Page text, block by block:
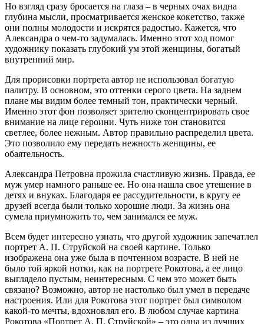
Но взгляд сразу бросается на глаза – в черных очах видна
глубина мысли, просматривается женское кокетство, также
они полны молодости и искрятся радостью. Кажется, что
Александра о чем-то задумалась. Именно этот ход помог
художнику показать глубокий ум этой женщины, богатый
внутренний мир.
Для прорисовки портрета автор не использовал богатую
палитру. В основном, это оттенки серого цвета. На заднем
плане мы видим более темный тон, практически черный.
Именно этот фон позволяет зрителю сконцентрировать свое
внимание на лице героини. Чуть ниже тон становится
светлее, более нежным. Автор правильно распределил цвета.
Это позволило ему передать нежность женщины, ее
обаятельность.
Александра Петровна прожила счастливую жизнь. Правда, ее
муж умер намного раньше ее. Но она нашла свое утешение в
детях и внуках. Благодаря ее рассудительности, в кругу ее
друзей всегда были только хорошие люди. За жизнь она
сумела приумножить то, чем занимался ее муж.
Всем будет интересно узнать, что другой художник запечатлел
портрет А. П. Струйской на своей картине. Только
изображена она уже была в почтенном возрасте. В ней не
было той яркой нотки, как на портрете Рокотова, а ее лицо
выглядело пустым, неинтересным. С чем это может быть
связано? Возможно, автор не настолько был умел в передаче
настроения. Или для Рокотова этот портрет был символом
какой-то мечты, вдохновлял его. В любом случае картина
Рокотова «Портрет А. П. Струйской» – это одна из лучших